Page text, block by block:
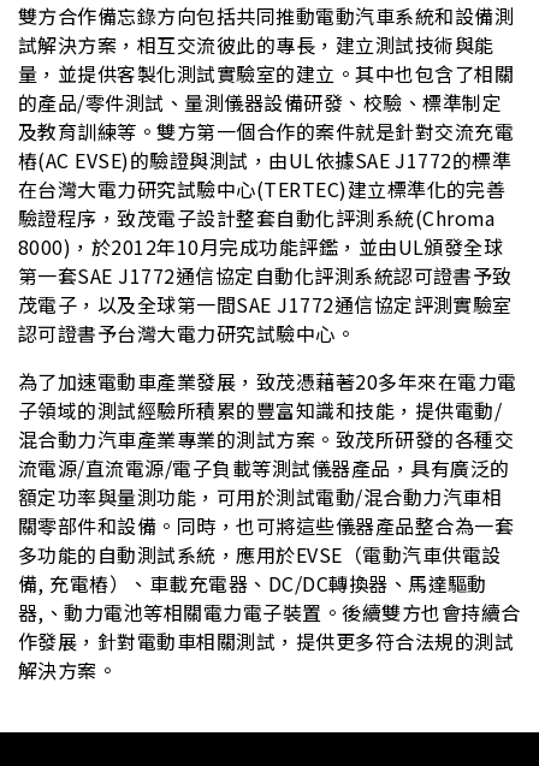
雙方合作備忘錄方向包括共同推動電動汽車系統和設備測
試解決方案，相互交流彼此的專長，建立測試技術與能
量，並提供客製化測試實驗室的建立。其中也包含了相關
的產品/零件測試、量測儀器設備研發、校驗、標準制定
及教育訓練等。雙方第一個合作的案件就是針對交流充電
樁(AC EVSE)的驗證與測試，由UL依據SAE J1772的標準
在台灣大電力研究試驗中心(TERTEC)建立標準化的完善
驗證程序，致茂電子設計整套自動化評測系統(Chroma
8000)，於2012年10月完成功能評鑑，並由UL頒發全球
第一套SAE J1772通信協定自動化評測系統認可證書予致
茂電子，以及全球第一間SAE J1772通信協定評測實驗室
認可證書予台灣大電力研究試驗中心。
為了加速電動車產業發展，致茂憑藉著20多年來在電力電
子領域的測試經驗所積累的豐富知識和技能，提供電動/
混合動力汽車產業專業的測試方案。致茂所研發的各種交
流電源/直流電源/電子負載等測試儀器產品，具有廣泛的
額定功率與量測功能，可用於測試電動/混合動力汽車相
關零部件和設備。同時，也可將這些儀器產品整合為一套
多功能的自動測試系統，應用於EVSE（電動汽車供電設
備, 充電樁）、車載充電器、DC/DC轉換器、馬達驅動
器,、動力電池等相關電力電子裝置。後續雙方也會持續合
作發展，針對電動車相關測試，提供更多符合法規的測試
解決方案。